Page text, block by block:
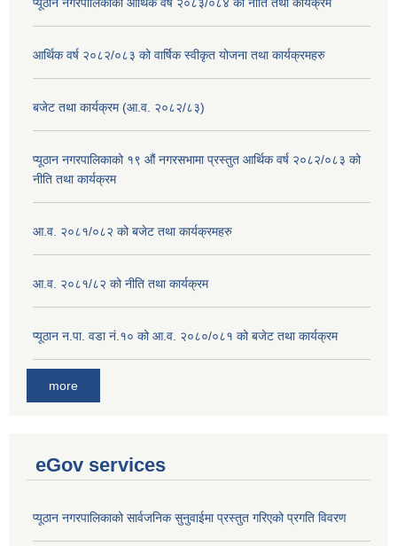
आर्थिक वर्ष २०८२/०८३ को वार्षिक स्वीकृत योजना तथा कार्यक्रमहरु
बजेट तथा कार्यक्रम (आ.व. २०८२/८३)
प्यूठान नगरपालिकाको १९ औं नगरसभामा प्रस्तुत आर्थिक वर्ष २०८२/०८३ को
नीति तथा कार्यक्रम
आ.व. २०८१/०८२ को बजेट तथा कार्यक्रमहरु
आ.व. २०८१/८२ को नीति तथा कार्यक्रम
प्यूठान न.पा. वडा नं.१० को आ.व. २०८०/०८१ को बजेट तथा कार्यक्रम
more
eGov services
प्यूठान नगरपालिकाको सार्वजनिक सुनुवाईमा प्रस्तुत गरिएको प्रगति विवरण